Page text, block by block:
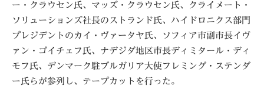
ー・クラウセン氏、マッズ・クラウセン氏、クライメート・
ソリューションズ社長のストランド氏、ハイドロニクス部門
プレジデントのカイ・ヴァータヤ氏、ソフィア市副市長イヴ
ァン・ゴイチェフ氏、ナデジダ地区市長ディミタール・ディ
モフ氏、デンマーク駐ブルガリア大使フレミング・ステンダ
ー氏らが参列し、テープカットを行った。